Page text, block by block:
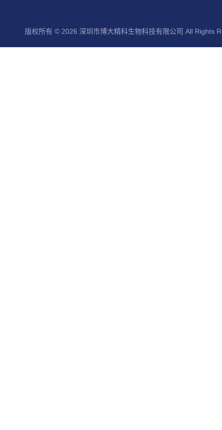
版权所有 © 2026 深圳市博大精科生物科技有限公司 All Rights